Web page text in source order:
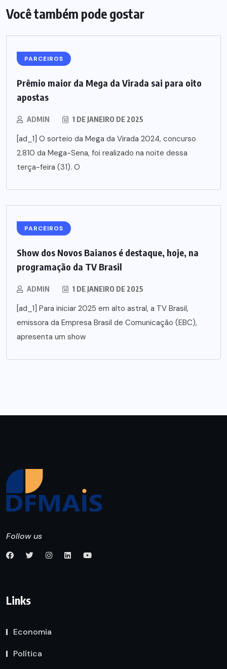
Você também pode gostar
PARCEIROS
Prêmio maior da Mega da Virada sai para oito
apostas
ADMIN 1 DE JANEIRO DE 2025
[ad_1] O sorteio da Mega da Virada 2024, concurso
2.810 da Mega-Sena, foi realizado na noite dessa
terça-feira (31). O
PARCEIROS
Show dos Novos Baianos é destaque, hoje, na
programação da TV Brasil
ADMIN 1 DE JANEIRO DE 2025
[ad_1] Para iniciar 2025 em alto astral, a TV Brasil,
emissora da Empresa Brasil de Comunicação (EBC),
apresenta um show
Follow us
Links
Economia
Política